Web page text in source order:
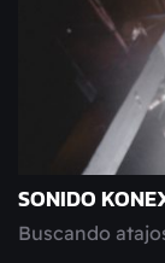
SONIDO
Buscando